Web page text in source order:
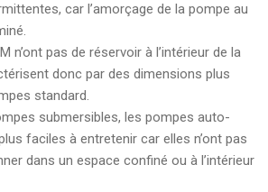
car l’amorçage de la pompe au
n’ont pas de réservoir à l’intérieur de la
donc par des dimensions plus
standard.
submersibles, les pompes auto-
faciles à entretenir car elles n’ont pas
dans un espace confiné ou à l’intérieur